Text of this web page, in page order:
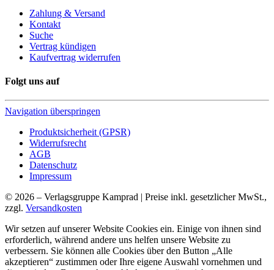
Zahlung & Versand
Kontakt
Suche
Vertrag kündigen
Kaufvertrag widerrufen
Folgt uns auf
Navigation überspringen
Produktsicherheit (GPSR)
Widerrufsrecht
AGB
Datenschutz
Impressum
© 2026 – Verlagsgruppe Kamprad | Preise inkl. gesetzlicher MwSt.,
zzgl. Versandkosten
Wir setzen auf unserer Website Cookies ein. Einige von ihnen sind
erforderlich, während andere uns helfen unsere Website zu
verbessern. Sie können alle Cookies über den Button „Alle
akzeptieren“ zustimmen oder Ihre eigene Auswahl vornehmen und